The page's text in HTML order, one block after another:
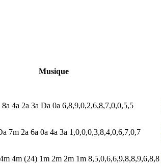
Musique
8a 4a 2a 3a Da 0a 6,8,9,0,2,6,8,7,0,0,5,5
a 7m 2a 6a 0a 4a 3a 1,0,0,0,3,8,4,0,6,7,0,7
4m 4m (24) 1m 2m 2m 1m 8,5,0,6,6,9,8,8,9,6,8,8